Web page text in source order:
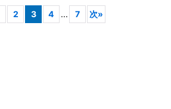
2 3 4 ... 7 次»